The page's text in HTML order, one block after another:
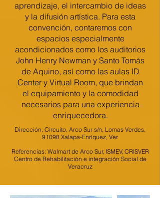
aprendizaje, el intercambio de ideas
y la difusión artística. Para esta
convención, contaremos con
espacios especialmente
acondicionados como los auditorios
John Henry Newman y Santo Tomás
de Aquino, así como las aulas ID
Center y Virtual Room, que brindan
el equipamiento y la comodidad
necesarios para una experiencia
enriquecedora.
Dirección: Circuito, Arco Sur s/n, Lomas Verdes,
91098 Xalapa-Enríquez, Ver.
Referencias: Walmart de Arco Sur, ISMEV, CRISVER
Centro de Rehabilitación e integración Social de
Veracruz